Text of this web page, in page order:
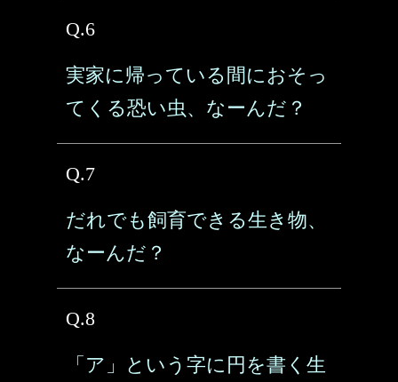
Q.6
実家に帰っている間におそっ
てくる恐い虫、なーんだ？
Q.7
だれでも飼育できる生き物、
なーんだ？
Q.8
「ア」という字に円を書く生